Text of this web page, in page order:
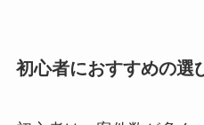
初心者におすすめの選